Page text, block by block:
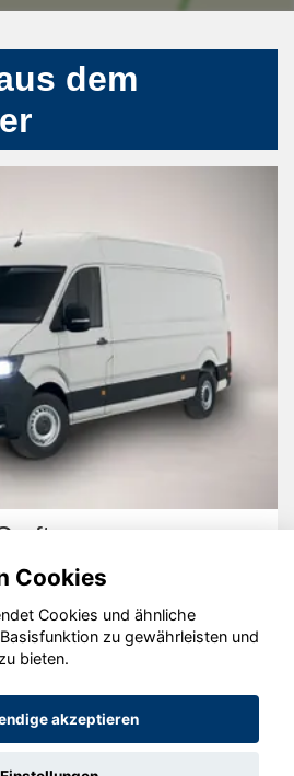
dem
GmbH 2020 - 2026
Cookies
Cookies und ähnliche
zu gewährleisten und
bieten.
akzeptieren